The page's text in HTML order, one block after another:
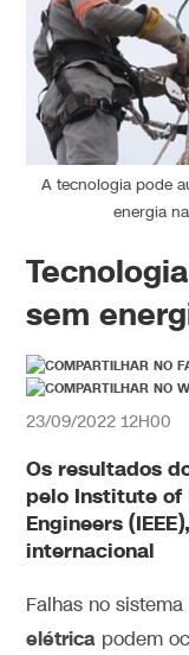
A tecnologia pode
energia
sem
23/09/2022 12H00
Os resultados
pelo Institute of
Engineers
internacional
Falhas no
elétrica podem